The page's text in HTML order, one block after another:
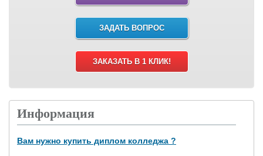
ЗАДАТЬ ВОПРОС
ЗАКАЗАТЬ В 1 КЛИК!
Информация
Вам нужно купить диплом колледжа ?